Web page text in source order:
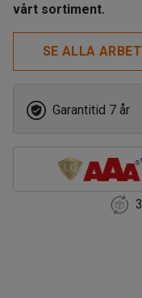
vårt sortiment.
SE ALLA
Garantitid 7 år